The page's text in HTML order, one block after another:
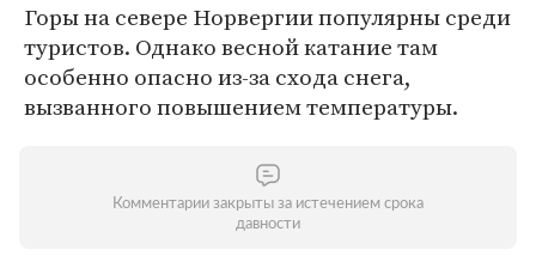
Горы на севере Норвергии популярны среди
туристов. Однако весной катание там
особенно опасно из-за схода снега,
вызванного повышением температуры.
Комментарии закрыты за истечением срока
давности